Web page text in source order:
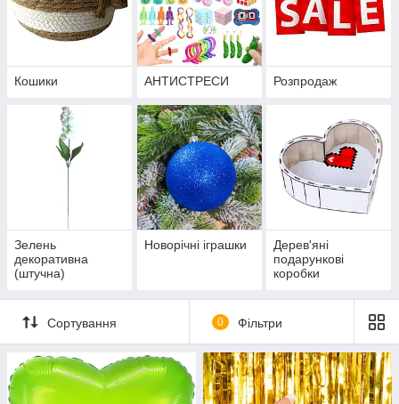
Кошики АНТИСТРЕСИ Розпродаж
Зелень
декоративна
(штучна)
Новорічні іграшки
Дерев'яні
подарункові
коробки
Сортування 0 Фільтри